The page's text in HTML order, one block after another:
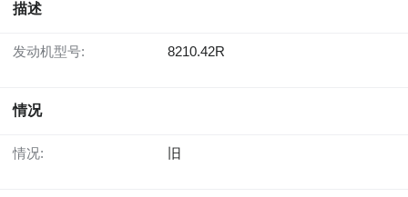
描述
发动机型号: 8210.42R
情况
情况: 旧